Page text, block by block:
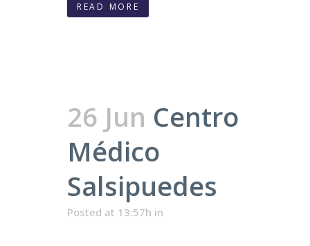
READ MORE
26 Jun Centro
Médico
Salsipuedes
Posted at 13:57h in